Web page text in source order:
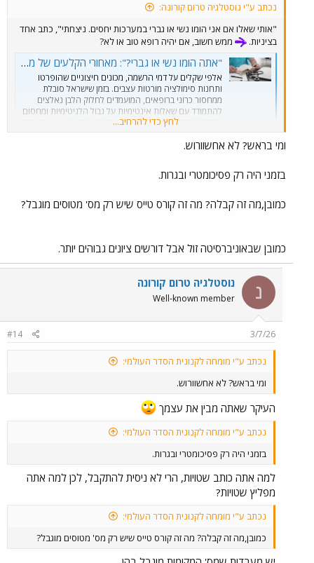
נכתב ע"י נוסטלגיה טרום קורונה:
"אותי שאלו אם אני הומו נשי או גברי במערכות יחסים. ניצחתי", כתב אחד
בציניות.
ממש חשוב, אם יהיה רופא טוב או לא?
"אתה הומו נשי או גברי?": מאחורי הקלעים של מבחני הקבלה הפולשניים והיקרים ברפואה
אלפי שקלים על דמי הרשמה, מכונים חיצוניים שהופרטו
ותחנות סימולציה מורטות עצבים. בזמן שישראל סובלת
ממחסור כרוני ברופאים, המועמדים לחלוק הלבן נאלצים
להתמודד עם שאלות אינטימיות על גבול הלגיטימיות ומחסום
כלכלי מובהק שמדיר אוכלוסיות שלמות. "שלב ראשון בהערכה
www.ynet.co.il
בשאר מקומות עבודה אסור לשאול שא' חודרניות כאלו ומי ששואל צפוי
לתביעה משפטית, אולם ל-
ברצוני לשאול, האם גם למחבלים שואלים שאלות חודרניות כאלו?
לא רק שלא עושים להם דברים כאלו, גם עושים להם אפליה מתקנת
לחץ כדי להרחיב...
ומי בראש? לא אחשוורוש.
בזמני היה רק פסיכומטרי ובגרות.
כמובן,מה זה קבלה? מה זה קורס טייס שיש רק מס' מטוסים מוגבל?
כמובן שבאוניברסיטה זול אבל דורשים ציונים גבוהים יותר.
נ נוסטלגיה טרום קורונה
Well-known member
3/7/26
#14
נכתב ע"י מומחה לקנונית הסדר העולמי:
ומי בראש? לא אחשוורוש.
העיקר שאתה מבין את עצמך
נכתב ע"י מומחה לקנונית הסדר העולמי:
בזמני היה רק פסיכומטרי ובגרות.
למה אתה כותב שטויות, הרי לא ניסית להתקבל, לכן למה אתה
מפליץ שטויות?
נכתב ע"י מומחה לקנונית הסדר העולמי:
כמובן,מה זה קבלה? מה זה קורס טייס שיש רק מס' מטוסים מוגבל?